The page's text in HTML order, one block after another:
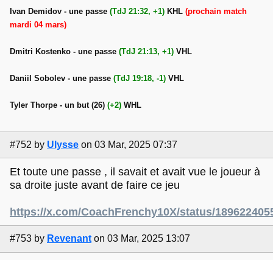
Ivan Demidov - une passe (TdJ 21:32, +1) KHL (prochain match
mardi 04 mars)
Dmitri Kostenko - une passe (TdJ 21:13, +1) VHL
Daniil Sobolev - une passe (TdJ 19:18, -1) VHL
Tyler Thorpe - un but (26) (+2) WHL
#752 by Ulysse on 03 Mar, 2025 07:37
Et toute une passe , il savait et avait vue le joueur à
sa droite juste avant de faire ce jeu
https://x.com/CoachFrenchy10X/status/
#753 by Revenant on 03 Mar, 2025 13:07